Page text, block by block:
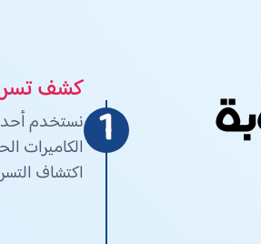
1
كشف
نستخدم
الكاميرات
اكتشاف